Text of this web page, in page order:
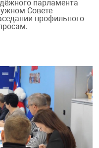
парламента
Совете
профильного